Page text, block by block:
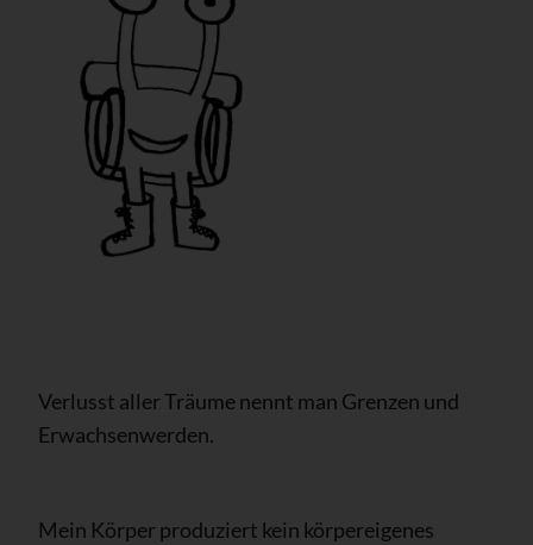
Verlusst aller Träume nennt man Grenzen und
Erwachsenwerden.
Mein Körper produziert kein körpereigenes